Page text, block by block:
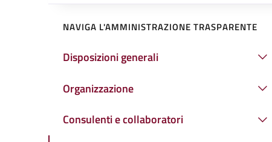
NAVIGA L'AMMINISTRAZIONE TRASPARENTE
Disposizioni generali
Organizzazione
Consulenti e collaboratori